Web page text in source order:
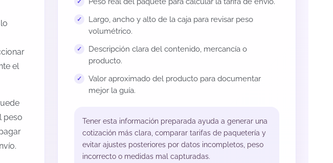
el
peso
Largo, ancho y alto de la caja para revisar peso
volumétrico.
Descripción clara del contenido, mercancía o
producto.
Valor aproximado del producto para documentar
mejor la guía.
Tener esta información preparada ayuda a generar una
cotización más clara, comparar tarifas de paquetería y
evitar ajustes posteriores por datos incompletos, peso
incorrecto o medidas mal capturadas.